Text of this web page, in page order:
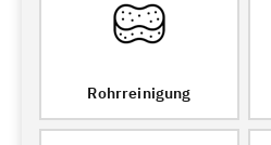
Rohrreinigung